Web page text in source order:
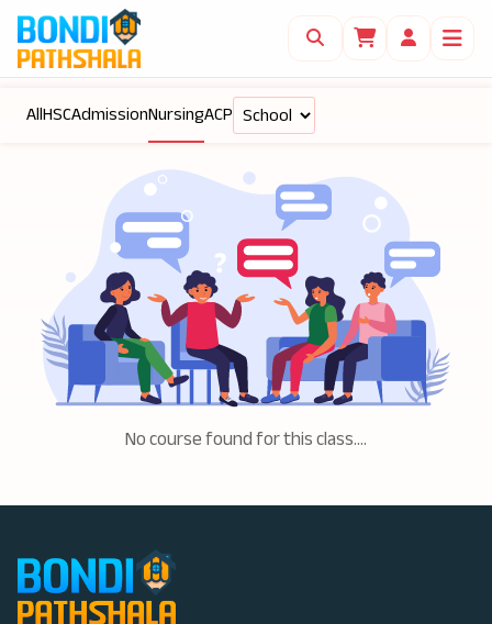
AllHSCAdmissionNursingACP
No course found for this class....